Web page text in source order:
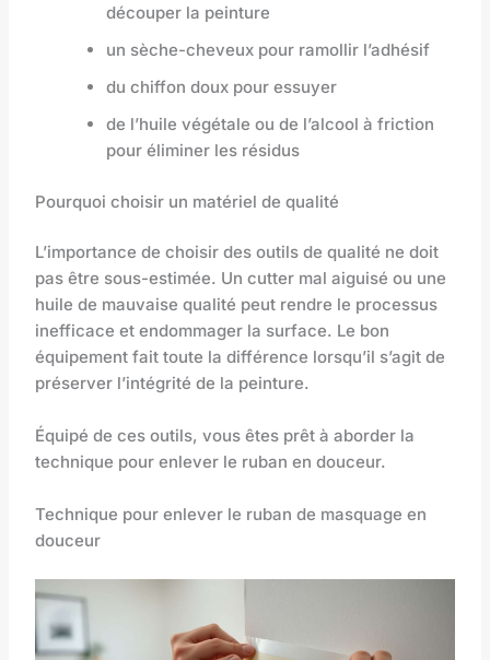
découper la peinture
un sèche-cheveux pour ramollir l’adhésif
du chiffon doux pour essuyer
de l’huile végétale ou de l’alcool à friction
pour éliminer les résidus
Pourquoi choisir un matériel de qualité
L’importance de choisir des outils de qualité ne doit
pas être sous-estimée. Un cutter mal aiguisé ou une
huile de mauvaise qualité peut rendre le processus
inefficace et endommager la surface. Le bon
équipement fait toute la différence lorsqu’il s’agit de
préserver l’intégrité de la peinture.
Équipé de ces outils, vous êtes prêt à aborder la
technique pour enlever le ruban en douceur.
Technique pour enlever le ruban de masquage en
douceur